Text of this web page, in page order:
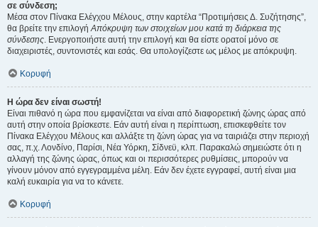
σε σύνδεση;
Μέσα στον Πίνακα Ελέγχου Μέλους, στην καρτέλα “Προτιμήσεις Δ. Συζήτησης”,
θα βρείτε την επιλογήΑπόκρυψη των στοιχείων μου κατά τη διάρκεια της
σύνδεσης. Ενεργοποιήστε αυτή την επιλογή και θα είστε ορατοί μόνο σε
διαχειριστές, συντονιστές και εσάς. Θα υπολογίζεστε ως μέλος με απόκρυψη.
Κορυφή
Η ώρα δεν είναι σωστή!
Είναι πιθανό η ώρα που εμφανίζεται να είναι από διαφορετική ζώνης ώρας από
αυτή στην οποία βρίσκεστε. Εάν αυτή είναι η περίπτωση, επισκεφθείτε τον
Πίνακα Ελέγχου Μέλους και αλλάξτε τη ζώνη ώρας για να ταιριάζει στην περιοχή
σας, π.χ. Λονδίνο, Παρίσι, Νέα Υόρκη, Σίδνεϋ, κλπ. Παρακαλώ σημειώστε ότι η
αλλαγή της ζώνης ώρας, όπως και οι περισσότερες ρυθμίσεις, μπορούν να
γίνουν μόνον από εγγεγραμμένα μέλη. Εάν δεν έχετε εγγραφεί, αυτή είναι μια
καλή ευκαιρία για να το κάνετε.
Κορυφή